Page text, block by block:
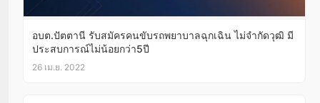
อบต.ปัตตานี รับสมัครคนขับรถพยาบาลฉุกเฉิน ไม่จำกัดวุฒิ มี
ประสบการณ์ไม่น้อยกว่า5ปี
26 เม.ย. 2022